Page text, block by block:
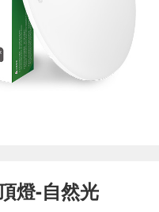
燈-自然光